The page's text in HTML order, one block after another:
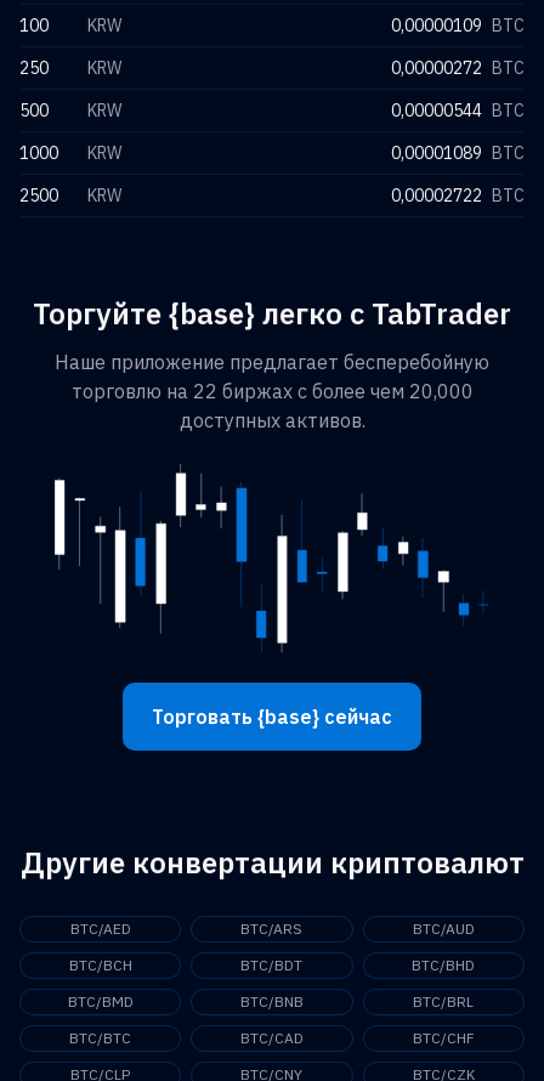
100
KRW 0,00000109 BTC
250
KRW 0,00000272 BTC
500
KRW 0,00000544 BTC
1000
KRW 0,00001089 BTC
2500
KRW 0,00002722 BTC
Торгуйте {base} легко с TabTrader
Наше приложение предлагает бесперебойную
торговлю на 22 биржах с более чем 20,000
доступных активов.
Торговать {base} сейчас
Другие конвертации криптовалют
BTC/AED BTC/ARS
BTC/AUD
BTC/BCH
BTC/BDT
BTC/BHD
BTC/BMD
BTC/BNB
BTC/BRL
BTC/BTC
BTC/CAD
BTC/CHF
BTC/CLP
BTC/CNY
BTC/CZK